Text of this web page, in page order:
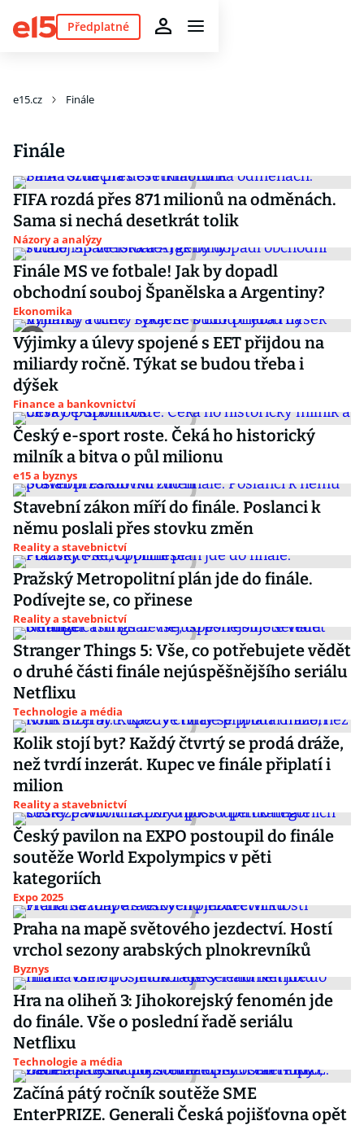
Předplatné
e15.cz Finále
Finále
FIFA rozdá přes 871 milionů na odměnách.
Sama si nechá desetkrát tolik
Názory a analýzy
Finále MS ve fotbale! Jak by dopadl
obchodní souboj Španělska a Argentiny?
Ekonomika
Výjimky a úlevy spojené s EET přijdou na
miliardy ročně. Týkat se budou třeba i
dýšek
Finance a bankovnictví
Český e-sport roste. Čeká ho historický
milník a bitva o půl milionu
e15 a byznys
Stavební zákon míří do finále. Poslanci k
němu poslali přes stovku změn
Reality a stavebnictví
Pražský Metropolitní plán jde do finále.
Podívejte se, co přinese
Reality a stavebnictví
Stranger Things 5: Vše, co potřebujete vědět
o druhé části finále nejúspěšnějšího seriálu
Netflixu
Technologie a média
Kolik stojí byt? Každý čtvrtý se prodá dráže,
než tvrdí inzerát. Kupec ve finále připlatí i
milion
Reality a stavebnictví
Český pavilon na EXPO postoupil do finále
soutěže World Expolympics v pěti
kategoriích
Expo 2025
Praha na mapě světového jezdectví. Hostí
vrchol sezony arabských plnokrevníků
Byznys
Hra na oliheň 3: Jihokorejský fenomén jde
do finále. Vše o poslední řadě seriálu
Netflixu
Technologie a média
Začíná pátý ročník soutěže SME
EnterPRIZE. Generali Česká pojišťovna opět